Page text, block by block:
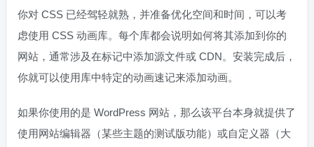
你对 CSS 已经驾轻就熟，并准备优化空间和时间，可以考
虑使用 CSS 动画库。每个库都会说明如何将其添加到你的
网站，通常涉及在标记中添加源文件或 CDN。安装完成后，
你就可以使用库中特定的动画速记来添加动画。
如果你使用的是 WordPress 网站，那么该平台本身就提供了
使用网站编辑器（某些主题的测试版功能）或自定义器（大